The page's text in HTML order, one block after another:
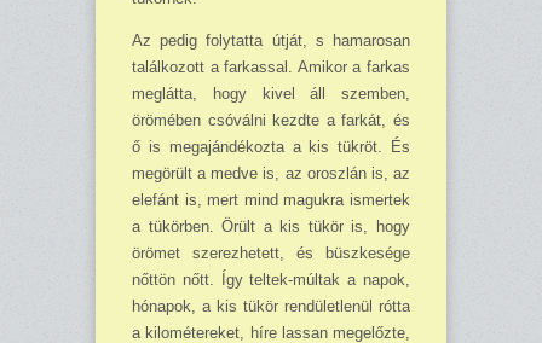
Az pedig folytatta útját, s hamarosan
találkozott a farkassal. Amikor a farkas
meglátta, hogy kivel áll szemben,
örömében csó­válni kezdte a farkát, és
ő is megajándékozta a kis tük­röt. És
megörült a med­ve is, az oroszlán is, az
elefánt is, mert mind ma­gukra ismertek
a tükör­ben. Örült a kis tükör is, hogy
örömet szerezhetett, és büszkesége
nőttön nőtt. Így teltek-múl­tak a napok,
hónapok, a kis tükör ren­dületlenül rótta
a kilomé­tereket, híre lassan meg­előzte,